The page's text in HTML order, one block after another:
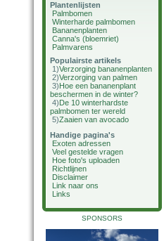
Plantenlijsten
Palmbomen
Winterharde palmbomen
Bananenplanten
Canna's (bloemriet)
Palmvarens
Populairste artikels
1)Verzorging bananenplanten
2)Verzorging van palmen
3)Hoe een bananenplant
beschermen in de winter?
4)De 10 winterhardste
palmbomen ter wereld
5)Zaaien van avocado
Handige pagina's
Exoten adressen
Veel gestelde vragen
Hoe foto's uploaden
Richtlijnen
Disclaimer
Link naar ons
Links
SPONSORS